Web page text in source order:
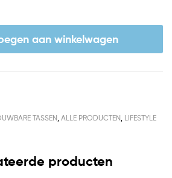
aan winkelwagen
TASSEN, ALLE PRODUCTEN, LIFESTYLE
producten